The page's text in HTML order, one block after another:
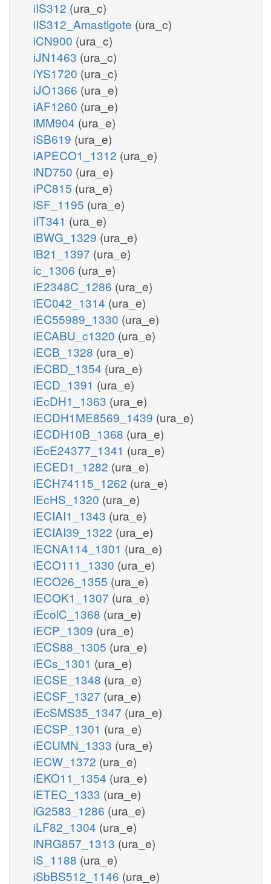
iIS312 (ura_c)
iIS312_Amastigote (ura_c)
iCN900 (ura_c)
iJN1463 (ura_c)
iYS1720 (ura_c)
iJO1366 (ura_e)
iAF1260 (ura_e)
iMM904 (ura_e)
iSB619 (ura_e)
iAPECO1_1312 (ura_e)
iND750 (ura_e)
iPC815 (ura_e)
iSF_1195 (ura_e)
iIT341 (ura_e)
iBWG_1329 (ura_e)
iB21_1397 (ura_e)
ic_1306 (ura_e)
iE2348C_1286 (ura_e)
iEC042_1314 (ura_e)
iEC55989_1330 (ura_e)
iECABU_c1320 (ura_e)
iECB_1328 (ura_e)
iECBD_1354 (ura_e)
iECD_1391 (ura_e)
iEcDH1_1363 (ura_e)
iECDH1ME8569_1439 (ura_e)
iECDH10B_1368 (ura_e)
iEcE24377_1341 (ura_e)
iECED1_1282 (ura_e)
iECH74115_1262 (ura_e)
iEcHS_1320 (ura_e)
iECIAI1_1343 (ura_e)
iECIAI39_1322 (ura_e)
iECNA114_1301 (ura_e)
iECO111_1330 (ura_e)
iECO26_1355 (ura_e)
iECOK1_1307 (ura_e)
iEcolC_1368 (ura_e)
iECP_1309 (ura_e)
iECS88_1305 (ura_e)
iECs_1301 (ura_e)
iECSE_1348 (ura_e)
iECSF_1327 (ura_e)
iEcSMS35_1347 (ura_e)
iECSP_1301 (ura_e)
iECUMN_1333 (ura_e)
iECW_1372 (ura_e)
iEKO11_1354 (ura_e)
iETEC_1333 (ura_e)
iG2583_1286 (ura_e)
iLF82_1304 (ura_e)
iNRG857_1313 (ura_e)
iS_1188 (ura_e)
iSbBS512_1146 (ura_e)